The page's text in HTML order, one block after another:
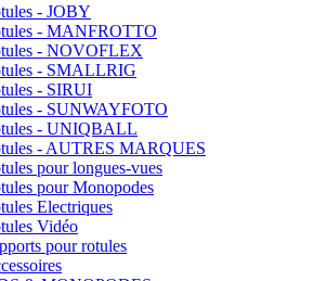
- JOBY
- MANFROTTO
- NOVOFLEX
- SMALLRIG
- SIRUI
- SUNWAYFOTO
- UNIQBALL
- AUTRES MARQUES
pour longues-vues
pour Monopodes
Electriques
Vidéo
pour rotules